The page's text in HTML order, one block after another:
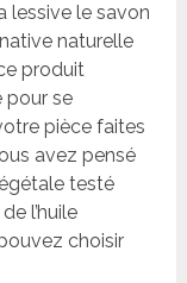
lessive le savon
naturelle
produit
pour se
pièce faites
avez pensé
testé
l’huile
choisir